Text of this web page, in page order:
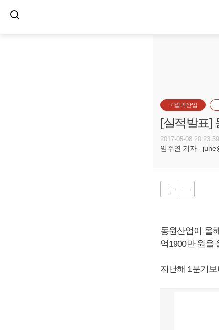
기업과산업
[실적발표]
2017-05-08 20:23:59
임주연 기자 -
동원산업이 올
억1900만 원을
지난해 1분기